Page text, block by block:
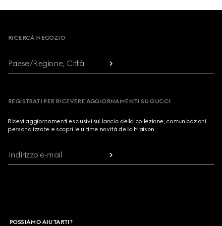
RICERCA NEGOZIO
Paese/Regione, Città
REGISTRATI PER RICEVERE AGGIORNAMENTI SU GUCCI
Ricevi aggiornamenti esclusivi sul lancio della collezione, comunicazioni
personalizzate e scopri le ultime novità della Maison.
Indirizzo e-mail
POSSIAMO AIUTARTI?